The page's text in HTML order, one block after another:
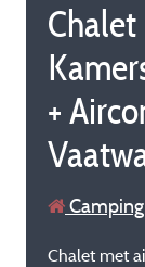
+
Chalet met